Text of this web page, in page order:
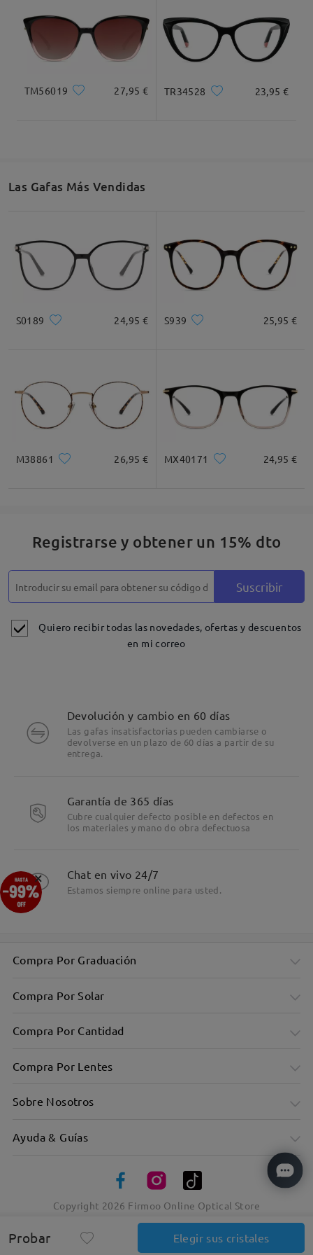
TM56019 27,95 € TR34528 23,95 €
Las Gafas Más Vendidas
S0189 24,95 € S939 25,95 €
M38861 26,95 € MX40171 24,95 €
Registrarse y obtener un 15% dto
Suscribir
Quiero recibir todas las novedades, ofertas y descuentos
en mi correo
Probar Elegir sus cristales
Devolución y cambio en 60 días
Las gafas insatisfactorias pueden cambiarse o
devolverse en un plazo de 60 días a partir de su
entrega.
Garantía de 365 días
Cubre cualquier defecto posible en defectos en
los materiales y mano do obra defectuosa
Chat en vivo 24/7
Estamos siempre online para usted.
Compra Por Graduación
Compra Por Solar
Compra Por Cantidad
Compra Por Lentes
Sobre Nosotros
Ayuda & Guías
Copyright 2026 Firmoo Online Optical Store
×